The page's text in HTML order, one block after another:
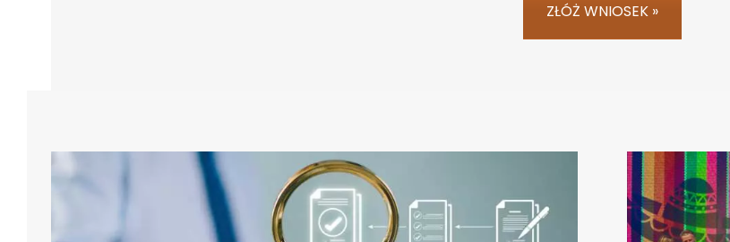
ZŁÓŻ WNIOSEK »